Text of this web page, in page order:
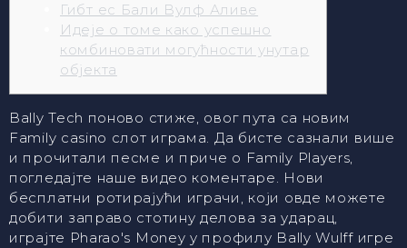
Гибт ес Бали Вулф Аливе
Идеје о томе како успешно
комбиновати могућности унутар
објекта
Bally Tech поново стиже, овог пута са новим
Family casino слот играма. Да бисте сазнали више
и прочитали песме и приче о Family Players,
погледајте наше видео коментаре. Нови
бесплатни ротирајући играчи, који овде можете
добити заправо стотину делова за ударац,
играјте Pharao's Money у профилу Bally Wulff игре